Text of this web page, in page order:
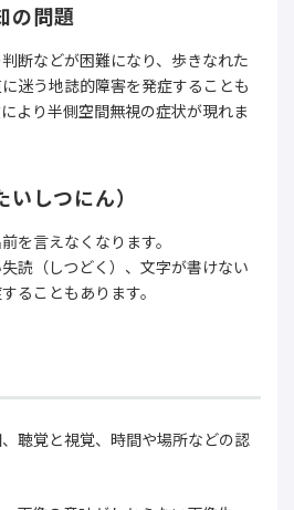
の問題
断などが困難になり、歩きなれた
迷う地誌的障害を発症することも
より半側空間無視の症状が現れま
しつにん）
を言えなくなります。
読（しつどく）、文字が書けない
ることもあります。
聴覚と視覚、時間や場所などの認